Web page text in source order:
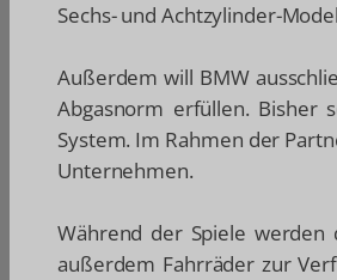
Sechs- und Achtzylinder-
Außerdem will BMW
Abgasnorm erfüllen. Bisher
System. Im Rahmen der
Unternehmen.
Während der Spiele werden
außerdem Fahrräder zur